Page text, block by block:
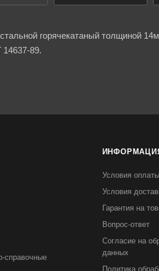
горячекатаный толщиной
89.
справочные
Условия оплаты
Условия
Гарантия на
Вопрос-ответ
Согласие на
данных
Политика